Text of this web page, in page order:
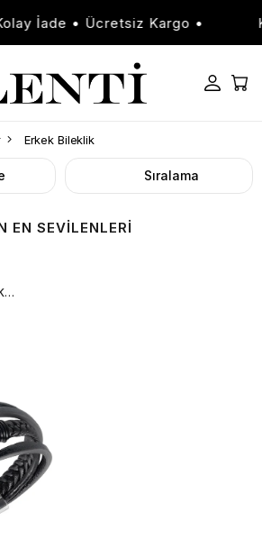
İade • Ücretsiz Kargo •
Erkek Bileklik
Sıralama
EN SEVILENLERI